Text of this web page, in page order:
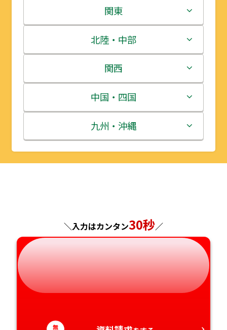
北海道
青森県
岩手県
宮城県
秋田県
山形県
関東
茨城県
栃木県
群馬県
埼玉県
千葉県
北陸・中部
新潟県
富山県
石川県
福井県
岐阜県
静岡県
愛知県
関西
三重県
滋賀県
京都府
奈良県
和歌山県
中国・四国
鳥取県
島根県
山口県
徳島県
香川県
愛媛県
九州・沖縄
福岡県
熊本県
大分県
宮崎県
鹿児島県
＼入力はカンタン30秒／
無